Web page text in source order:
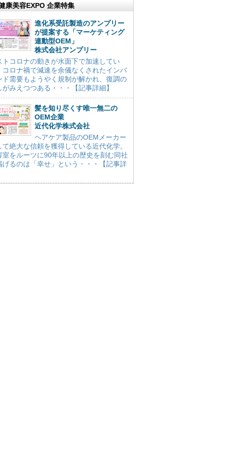
康美容EXPO 企業特集
進化系受託製造のアンプリー
が提案する「マーケティング
連動型OEM」
株式会社アンプリー
トコロナの動きが水面下で加速してい
コロナ禍で減速を余儀なくされたインバ
ド需要もようやく規制が解かれ、復調の
がみえつつある・・・【記事詳細】
髪を知り尽くす唯一無二の
OEM企業
近代化学株式会社
ヘアケア製品のOEMメーカー
て絶大な信頼を獲得している近代化学。
室をルーツに90年以上の歴史を刻む同社
げるのは「幸せ」という・・・【記事詳